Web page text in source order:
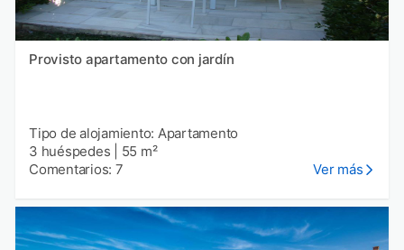
Provisto apartamento con jardín
Tipo de alojamiento: Apartamento
3 huéspedes
55 m²
Comentarios: 7
Ver más